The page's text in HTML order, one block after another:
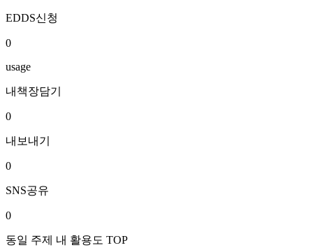
EDDS신청
0
usage
내책장담기
0
내보내기
0
SNS공유
0
동일 주제 내 활용도 TOP